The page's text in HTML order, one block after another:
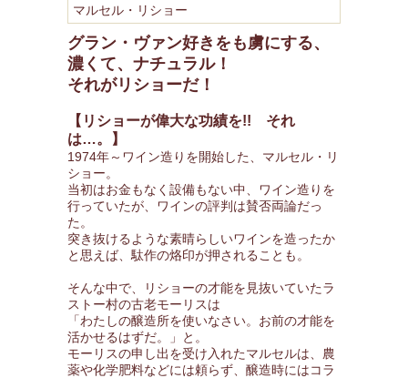
マルセル・リショー
グラン・ヴァン好きをも虜にする、
濃くて、ナチュラル！
それがリショーだ！
【リショーが偉大な功績を!! それ
は…。】
1974年～ワイン造りを開始した、マルセル・リ
ショー。
当初はお金もなく設備もない中、ワイン造りを
行っていたが、ワインの評判は賛否両論だっ
た。
突き抜けるような素晴らしいワインを造ったか
と思えば、駄作の烙印が押されることも。
そんな中で、リショーの才能を見抜いていたラ
ストー村の古老モーリスは
「わたしの醸造所を使いなさい。お前の才能を
活かせるはずだ。」と。
モーリスの申し出を受け入れたマルセルは、農
薬や化学肥料などには頼らず、醸造時にはコラ